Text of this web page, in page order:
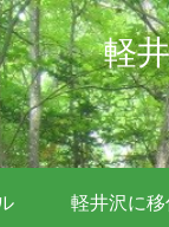
軽
軽井沢に